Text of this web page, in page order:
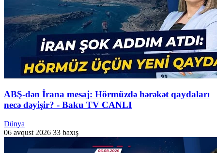
ABŞ-dən İrana mesaj: Hörmüzdə hərəkət qaydaları
necə dəyişir? - Baku TV CANLI
Dünya
06 avqust 2026 33 baxış